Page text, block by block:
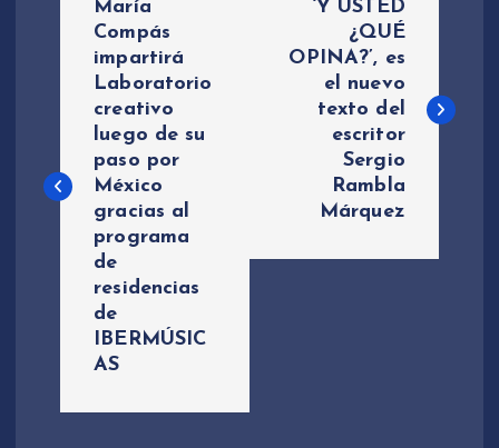
g
ó
María
Compás
impartirá
Laboratorio
creativo
luego de su
paso por
México
gracias al
programa
de
residencias
de
IBERMÚSIC
AS
‘Y USTED
¿QUÉ
OPINA?’, es
el nuevo
texto del
escritor
Sergio
Rambla
Márquez